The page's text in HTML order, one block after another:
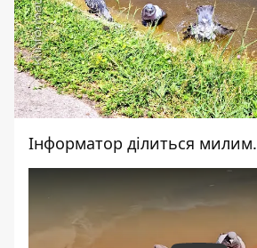
Інформатор ділиться милим.